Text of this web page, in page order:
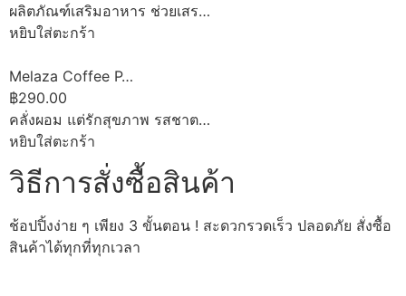
ผลิตภัณฑ์เสริมอาหาร ช่วยเสร…
หยิบใส่ตะกร้า
Melaza Coffee P…
฿290.00
คลั่งผอม แต่รักสุขภาพ รสชาต…
หยิบใส่ตะกร้า
วิธีการสั่งซื้อสินค้า
ช้อปปิ้งง่าย ๆ เพียง 3 ขั้นตอน ! สะดวกรวดเร็ว ปลอดภัย สั่งซื้อ
สินค้าได้ทุกที่ทุกเวลา